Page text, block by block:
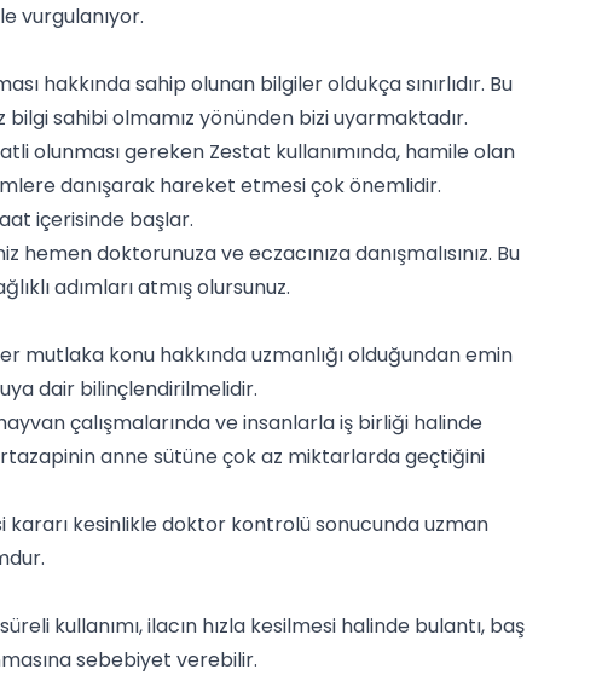
vurgulanıyor.
hakkında sahip olunan bilgiler oldukça sınırlıdır. Bu
bilgi sahibi olmamız yönünden bizi uyarmaktadır.
olunması gereken Zestat kullanımında, hamile olan
danışarak hareket etmesi çok önemlidir.
içerisinde başlar.
doktorunuza ve eczacınıza danışmalısınız. Bu
adımları atmış olursunuz.
mutlaka konu hakkında uzmanlığı olduğundan emin
dair bilinçlendirilmelidir.
çalışmalarında ve insanlarla iş birliği halinde
anne sütüne çok az miktarlarda geçtiğini
kesinlikle doktor kontrolü sonucunda uzman
kullanımı, ilacın hızla kesilmesi halinde bulantı, baş
sebebiyet verebilir.